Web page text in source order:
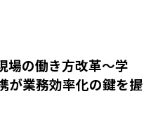
場の働き方改革～学
が業務効率化の鍵を握